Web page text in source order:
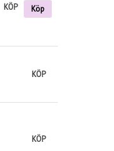
Köp
KÖP
KÖP
KÖP